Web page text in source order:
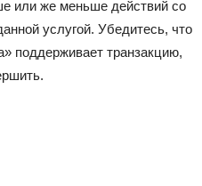
или же меньше действий со
услугой. Убедитесь, что
поддерживает транзакцию,